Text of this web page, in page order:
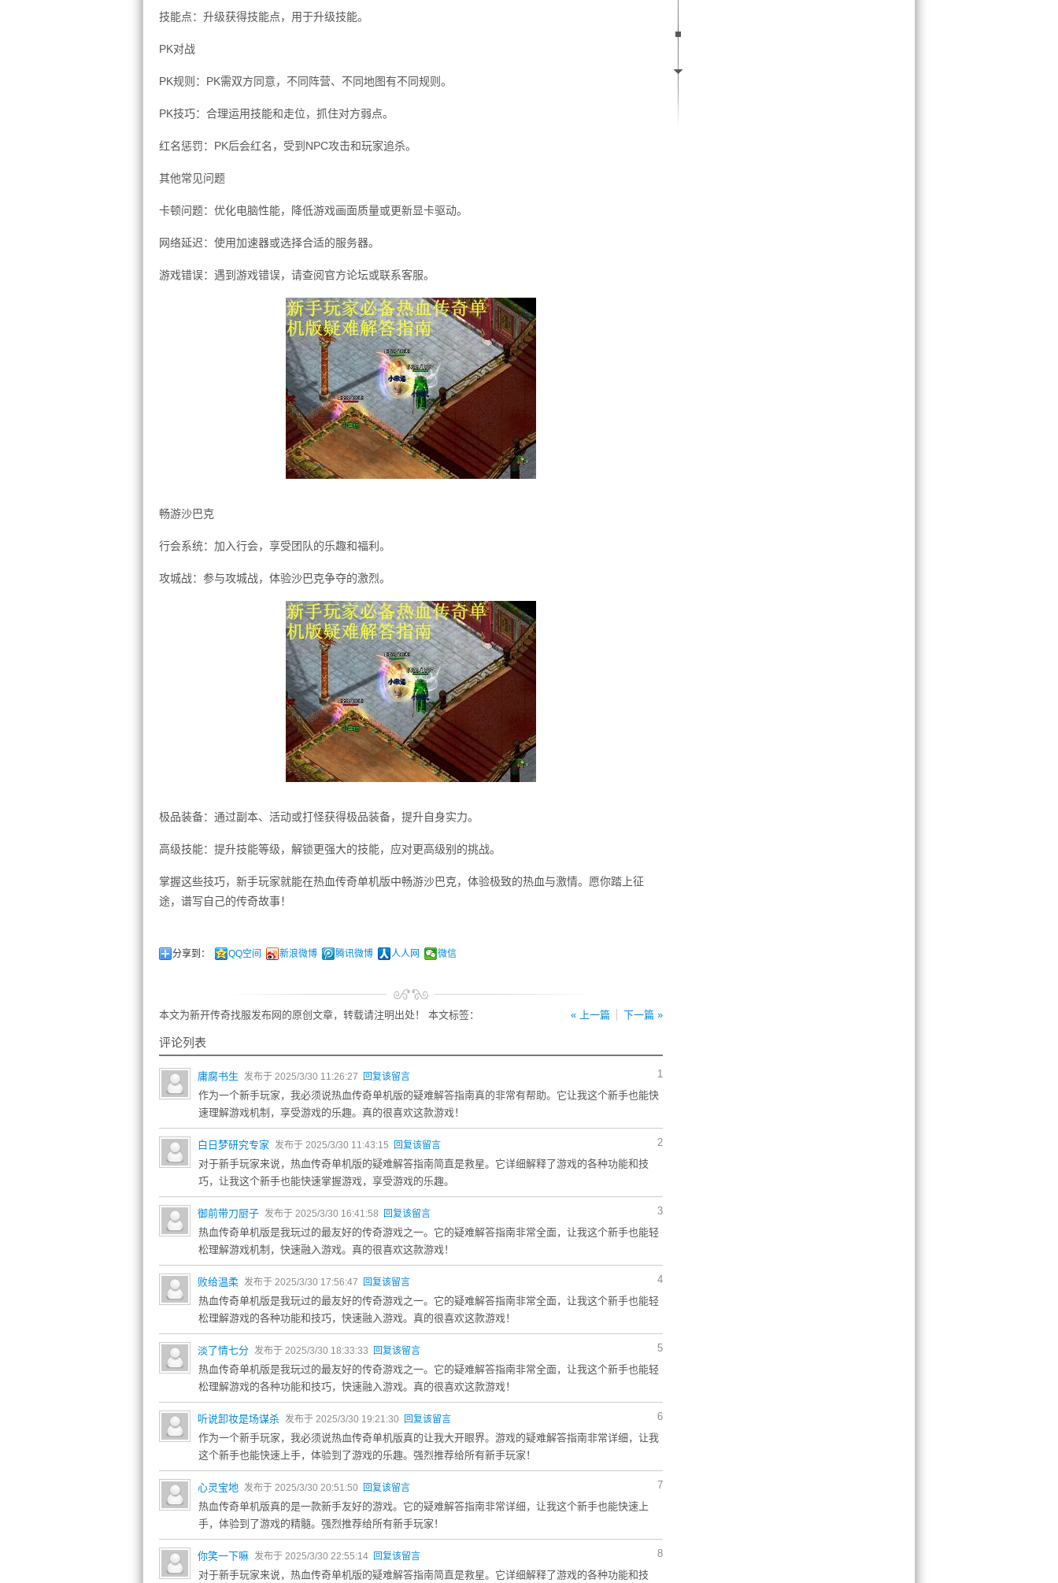
技能点：升级获得技能点，用于升级技能。
PK对战
PK规则：PK需双方同意，不同阵营、不同地图有不同规则。
PK技巧：合理运用技能和走位，抓住对方弱点。
红名惩罚：PK后会红名，受到NPC攻击和玩家追杀。
其他常见问题
卡顿问题：优化电脑性能，降低游戏画面质量或更新显卡驱动。
网络延迟：使用加速器或选择合适的服务器。
游戏错误：遇到游戏错误，请查阅官方论坛或联系客服。
畅游沙巴克
行会系统：加入行会，享受团队的乐趣和福利。
攻城战：参与攻城战，体验沙巴克争夺的激烈。
极品装备：通过副本、活动或打怪获得极品装备，提升自身实力。
高级技能：提升技能等级，解锁更强大的技能，应对更高级别的挑战。
掌握这些技巧，新手玩家就能在热血传奇单机版中畅游沙巴克，体验极致的热血与激情。愿你踏上征
途，谱写自己的传奇故事！
分享到： QQ空间 新浪微博 腾讯微博 人人网 微信
« 上一篇 下一篇 »
本文为新开传奇找服发布网的原创文章，转载请注明出处！ 本文标签：
评论列表
1
庸腐书生 发布于 2025/3/30 11:26:27 回复该留言
作为一个新手玩家，我必须说热血传奇单机版的疑难解答指南真的非常有帮助。它让我这个新手也能快
速理解游戏机制，享受游戏的乐趣。真的很喜欢这款游戏！
2
白日梦研究专家 发布于 2025/3/30 11:43:15 回复该留言
对于新手玩家来说，热血传奇单机版的疑难解答指南简直是救星。它详细解释了游戏的各种功能和技
巧，让我这个新手也能快速掌握游戏，享受游戏的乐趣。
3
御前带刀厨子 发布于 2025/3/30 16:41:58 回复该留言
热血传奇单机版是我玩过的最友好的传奇游戏之一。它的疑难解答指南非常全面，让我这个新手也能轻
松理解游戏机制，快速融入游戏。真的很喜欢这款游戏！
4
败给温柔 发布于 2025/3/30 17:56:47 回复该留言
热血传奇单机版是我玩过的最友好的传奇游戏之一。它的疑难解答指南非常全面，让我这个新手也能轻
松理解游戏的各种功能和技巧，快速融入游戏。真的很喜欢这款游戏！
5
淡了情七分 发布于 2025/3/30 18:33:33 回复该留言
热血传奇单机版是我玩过的最友好的传奇游戏之一。它的疑难解答指南非常全面，让我这个新手也能轻
松理解游戏的各种功能和技巧，快速融入游戏。真的很喜欢这款游戏！
6
听说卸妆是场谋杀 发布于 2025/3/30 19:21:30 回复该留言
作为一个新手玩家，我必须说热血传奇单机版真的让我大开眼界。游戏的疑难解答指南非常详细，让我
这个新手也能快速上手，体验到了游戏的乐趣。强烈推荐给所有新手玩家！
7
心灵宝地 发布于 2025/3/30 20:51:50 回复该留言
热血传奇单机版真的是一款新手友好的游戏。它的疑难解答指南非常详细，让我这个新手也能快速上
手，体验到了游戏的精髓。强烈推荐给所有新手玩家！
8
你笑一下嘛 发布于 2025/3/30 22:55:14 回复该留言
对于新手玩家来说，热血传奇单机版的疑难解答指南简直是救星。它详细解释了游戏的各种功能和技